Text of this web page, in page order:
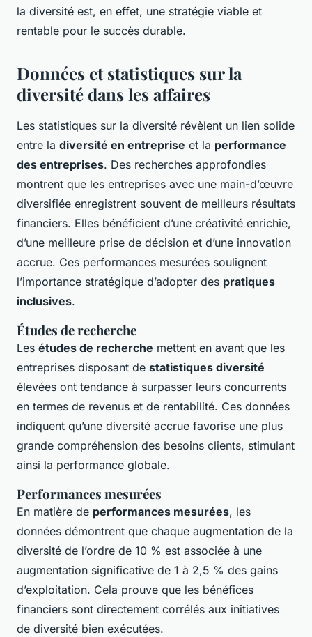
la diversité est, en effet, une stratégie viable et
rentable pour le succès durable.
Données et statistiques sur la
diversité dans les affaires
Les statistiques sur la diversité révèlent un lien solide
entre la diversité en entreprise et la performance
des entreprises. Des recherches approfondies
montrent que les entreprises avec une main-d’œuvre
diversifiée enregistrent souvent de meilleurs résultats
financiers. Elles bénéficient d’une créativité enrichie,
d’une meilleure prise de décision et d’une innovation
accrue. Ces performances mesurées soulignent
l’importance stratégique d’adopter des pratiques
inclusives.
Études de recherche
Les études de recherche mettent en avant que les
entreprises disposant de statistiques diversité
élevées ont tendance à surpasser leurs concurrents
en termes de revenus et de rentabilité. Ces données
indiquent qu’une diversité accrue favorise une plus
grande compréhension des besoins clients, stimulant
ainsi la performance globale.
Performances mesurées
En matière de performances mesurées, les
données démontrent que chaque augmentation de la
diversité de l’ordre de 10 % est associée à une
augmentation significative de 1 à 2,5 % des gains
d’exploitation. Cela prouve que les bénéfices
financiers sont directement corrélés aux initiatives
de diversité bien exécutées.